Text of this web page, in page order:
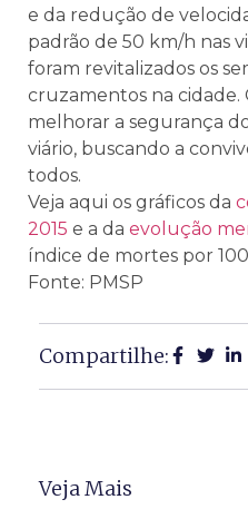
e da redução de
padrão de 50 km/h nas
foram revitalizados os
cruzamentos na cidade.
melhorar a segurança
viário, buscando a
todos.
Veja aqui os gráficos da
2015 e a da evolução
índice de mortes por
Fonte: PMSP
Compartilhe:
Veja Mais